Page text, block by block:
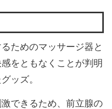
ためのマッサージ器と
をともなくことが判明
ッズ。
できるため、前立腺の